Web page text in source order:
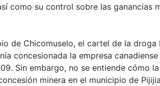
como su control sobre las ganancias
de Chicomuselo, el cartel de la
concesionada la empresa
Sin embargo, no se entiende cómo
minera en el municipio de